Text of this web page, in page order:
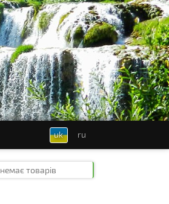
uk ru
немає товарів